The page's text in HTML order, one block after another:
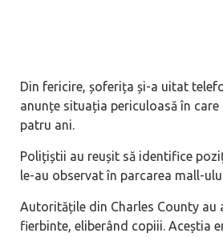
Din fericire, șoferița și-a uitat
anunțe situația periculoasă în
patru ani.
Polițiștii au reușit să identifice
le-au observat în parcarea mall-
Autoritățile din Charles County au
fierbinte, eliberând copiii. Aceștia
Versiune MINI Countryman încă nelansată
pe mâna fetelor în competiția off-road